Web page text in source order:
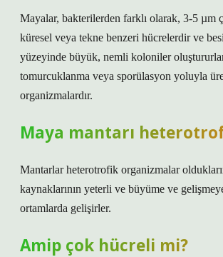
Mayalar, bakterilerden farklı olarak, 3-5 µm
küresel veya tekne benzeri hücrelerdir ve
yüzeyinde büyük, nemli koloniler
tomurcuklanma veya sporülasyon yoluyla
organizmalardır.
Maya mantarı
Mantarlar heterotrofik organizmalar
kaynaklarının yeterli ve büyüme ve
ortamlarda gelişirler.
Amip çok hücreli mi?